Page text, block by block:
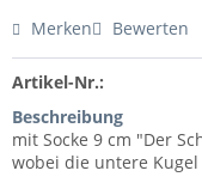
Merken Bewerten
Artikel-Nr.:
Beschreibung
mit Socke 9 cm "Der
wobei die untere Kugel